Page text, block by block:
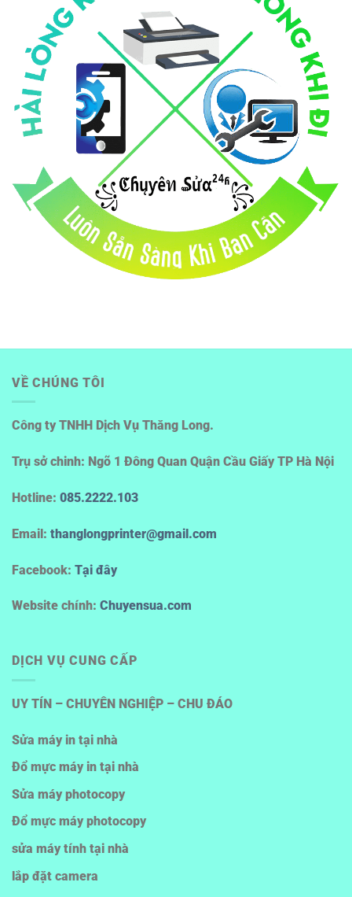
VỀ CHÚNG TÔI
Công ty TNHH Dịch Vụ Thăng Long.
Trụ sở chinh: Ngõ 1 Đông Quan Quận Cầu Giấy TP Hà Nội
Hotline: 085.2222.103
Email: thanglongprinter@gmail.com
Facebook: Tại đây
Website chính: Chuyensua.com
DỊCH VỤ CUNG CẤP
UY TÍN – CHUYÊN NGHIỆP – CHU ĐÁO
Sửa máy in tại nhà
Đổ mực máy in tại nhà
Sửa máy photocopy
Đổ mực máy photocopy
sửa máy tính tại nhà
lắp đặt camera